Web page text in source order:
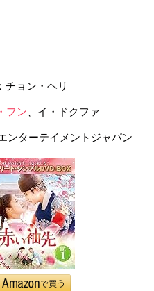
チョン・ヘリ
フン 、イ・ドクファ
ーサル・エンターテイメントジャパン